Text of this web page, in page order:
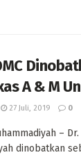
A & M
27 Juli, 2019 0
–
dinobatkan